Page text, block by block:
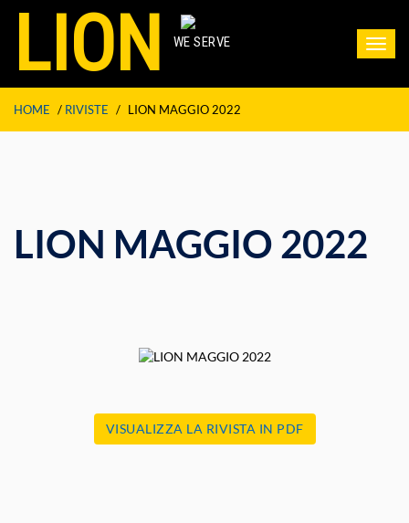
LION WE SERVE
HOME / RIVISTE / LION MAGGIO 2022
LION MAGGIO 2022
VISUALIZZA LA RIVISTA IN PDF